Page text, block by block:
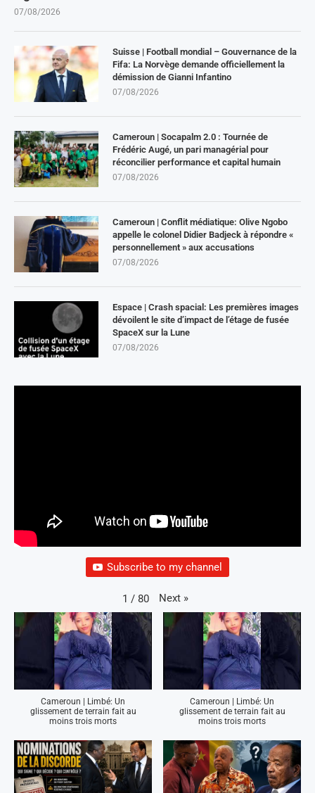
07/08/2026
Suisse | Football mondial – Gouvernance de la
Fifa: La Norvège demande officiellement la
démission de Gianni Infantino
07/08/2026
Cameroun | Socapalm 2.0 : Tournée de
Frédéric Augé, un pari managérial pour
réconcilier performance et capital humain
07/08/2026
Cameroun | Conflit médiatique: Olive Ngobo
appelle le colonel Didier Badjeck à répondre «
personnellement » aux accusations
07/08/2026
Espace | Crash spacial: Les premières images
dévoilent le site d’impact de l’étage de fusée
SpaceX sur la Lune
07/08/2026
Subscribe to my channel
1 / 80 Next »
Cameroun | Limbé: Un
glissement de terrain fait au
moins trois morts
Cameroun | Limbé: Un
glissement de terrain fait au
moins trois morts